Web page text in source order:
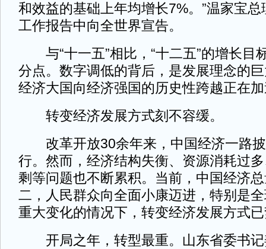
和效益的基础上年均增长7%。”温家宝
工作报告中向全世界宣告。
与“十一五”相比，“十二五”的增长目
分点。数字调低的背后，是发展理念的
经济大国向经济强国的历史性跨越正在
转变经济发展方式刻不容缓。
改革开放30余年来，中国经济一路披
行。然而，经济结构失衡、资源消耗过
剩等问题也不断累积。当前，中国经济
二，人民群众向全面小康迈进，特别是
重大变化的情况下，转变经济发展方式
开局之年，转型最重。山东省委书记